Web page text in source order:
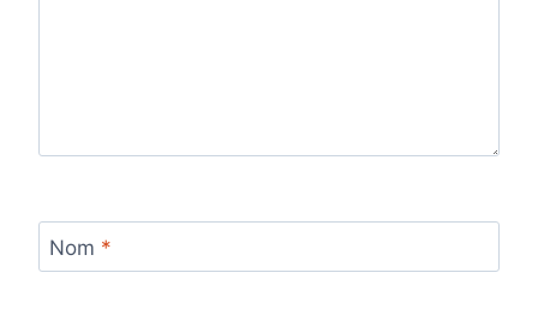
Nom *